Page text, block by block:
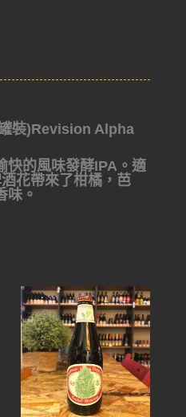
裝)Revision Alpha
快的風味發酵IPA。適
花帶來了柑橘，芭
味。